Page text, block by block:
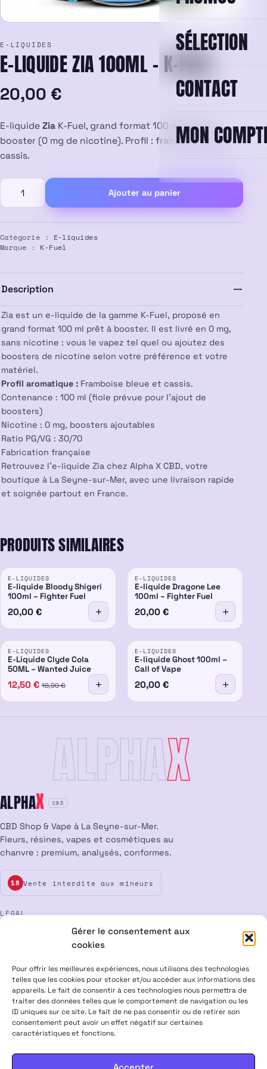
Gérer le consentement aux
cookies
Pour offrir les meilleures expériences, nous utilisons des technologies
telles que les cookies pour stocker et/ou accéder aux informations des
appareils. Le fait de consentir à ces technologies nous permettra de
traiter des données telles que le comportement de navigation ou les
ID uniques sur ce site. Le fait de ne pas consentir ou de retirer son
consentement peut avoir un effet négatif sur certaines
caractéristiques et fonctions.
Accepter
SÉLECTION
CONTACT
MON
E-LIQUIDES
E-LIQUIDE ZIA 100ML – K-FUEL
20,00 €
E-liquide Zia K-Fuel, grand format 100 ml prêt à
booster (0 mg de nicotine). Profil : framboise bleue,
cassis.
quantité
E-
liquide
Zia
100ml
K-
Fuel
Ajouter au panier
Catégorie : E-liquides
Marque : K-Fuel
Description
Zia est un e-liquide de la gamme K-Fuel, proposé en
grand format 100 ml prêt à booster. Il est livré en 0 mg,
sans nicotine : vous le vapez tel quel ou ajoutez des
boosters de nicotine selon votre préférence et votre
matériel.
Profil aromatique : Framboise bleue et cassis.
Contenance : 100 ml (fiole prévue pour l’ajout de
boosters)
Nicotine : 0 mg, boosters ajoutables
Ratio PG/VG : 30/70
Fabrication française
Retrouvez l’e-liquide Zia chez Alpha X CBD, votre
boutique à La Seyne-sur-Mer, avec une livraison rapide
et soignée partout en France.
PRODUITS SIMILAIRES
E-LIQUIDES
E-liquide Bloody Shigeri
100ml – Fighter Fuel
20,00 €
E-LIQUIDES
E-liquide Dragone Lee
100ml – Fighter Fuel
20,00 €
PROMO
E-LIQUIDES
E-Liquide Clyde Cola
50ML – Wanted Juice
12,50 € 18,90€
E-LIQUIDES
E-liquide Ghost 100ml –
Call of Vape
20,00 €
ALPHAX
ALPHAX CBD
CBD Shop & Vape à La Seyne-sur-Mer.
Fleurs, résines, vapes et cosmétiques au
chanvre : premium, analysés, conformes.
18 Vente interdite aux mineurs
LÉGAL
CGV Confidentialité
Cookies
ALPHA X CBD Shop © 2026 · Tous droits réservés
Visa
Mastercard CB
PRODUITS CONTENANT MOINS DE 0,3 % DE THC, CONFORMES À LA
INTERDITS AUX FEMMES ENCEINTES & ALLAITANTES · NE PAS